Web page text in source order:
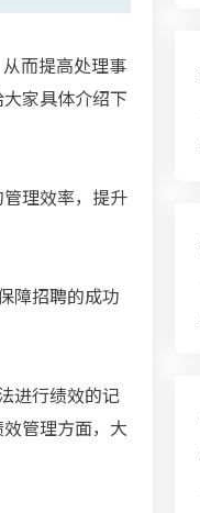
而提高处理事
家具体介绍下
理效率，提升
障招聘的成功
进行绩效的记
管理方面，大